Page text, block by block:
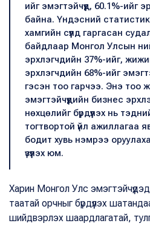
ийг эмэгтэйчүүд, 60.1%-ийг
байна. Үндэсний
хамгийн сүүлд гаргасан
байдлаар Монгол Улсын
эрхлэгчдийн 37%-ийг,
эрхлэгчдийн 68%-ийг
гэсэн тоо гарчээ. Энэ тоо
эмэгтэйчүүдийн бизнес
нөхцөлийг бүрдүүлэх нь
тогтвортой үйл ажиллагаа
бодит хувь нэмрээ
үзүүлэх юм.
Харин Монгол Улс
таатай орчныг бүрдүүлэх
шийдвэрлэх шаардлагатай,